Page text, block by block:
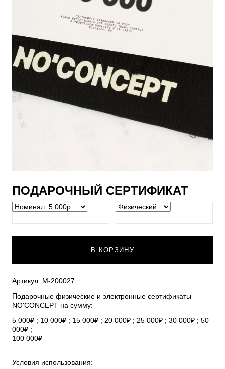
ПОДАРОЧНЫЙ СЕРТИФИКАТ
В КОРЗИНУ
Артикул: М-200027
Подарочные физические и электронные сертификаты
NO'CONCEPT на сумму:
5 000₽ ; 10 000₽ ; 15 000₽ ; 20 000₽ ; 25 000₽ ; 30 000₽ ; 50
000₽ ;
100 000₽
Условия использования: